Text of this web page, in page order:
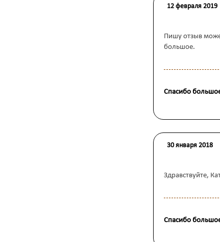
12 февраля 2019
Пишу отзыв
большое.
Спасибо
30 января 2018
Здравствуйте,
Спасибо